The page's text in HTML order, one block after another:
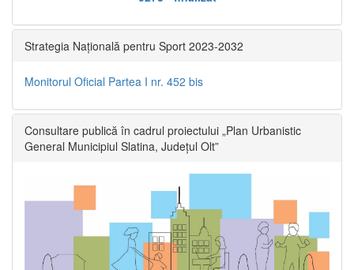
Strategia Națională pentru Sport 2023-2032
Monitorul Oficial Partea I nr. 452 bis
Consultare publică în cadrul proiectului „Plan Urbanistic
General Municipiul Slatina, Județul Olt”